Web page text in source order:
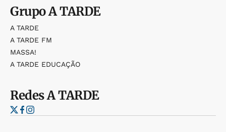
GrupoA TARDE
A TARDE
A TARDE FM
MASSA!
A TARDE EDUCAÇÃO
RedesA TARDE